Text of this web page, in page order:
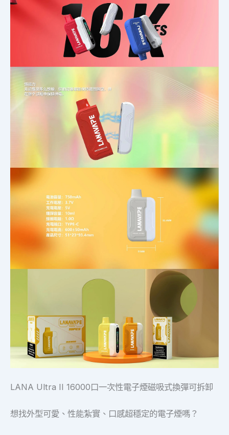
LANA Ultra II 16000口一次性電子煙磁吸式換彈可拆卸
想找外型可愛、性能紮實、口感超穩定的電子煙嗎？